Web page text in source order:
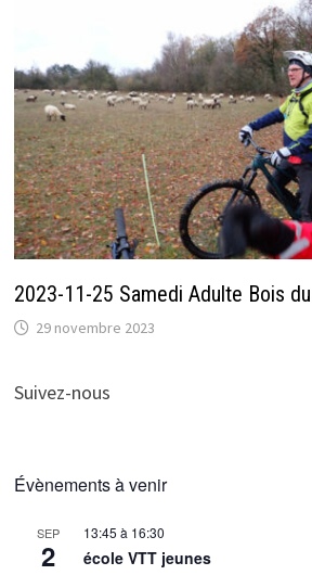
2023-11-25 Samedi Adulte Bois
29 novembre 2023
Suivez-nous
Évènements à venir
SEP
2
13:45 à 16:30
école VTT jeunes